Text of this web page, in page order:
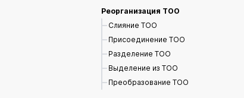
Реорганизация ТОО
Слияние ТОО
Присоединение ТОО
Разделение ТОО
Выделение из ТОО
Преобразование ТОО